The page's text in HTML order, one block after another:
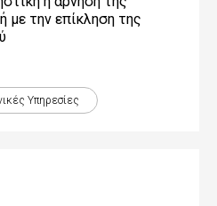
με την επίκληση της
Yπηρεσίες